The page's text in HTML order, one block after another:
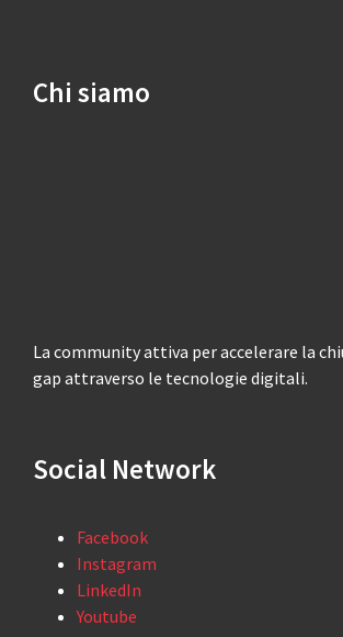
Chi siamo
La community attiva per accelerare la
gap attraverso le tecnologie digitali.
Social Network
Facebook
Instagram
LinkedIn
Youtube